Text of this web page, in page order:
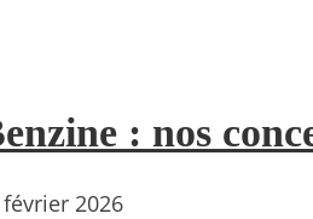
: nos
février 2026